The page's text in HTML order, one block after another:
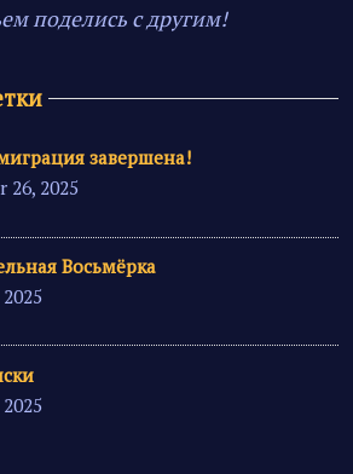
поделись с другим!
завершена!
26, 2025
Восьмёрка